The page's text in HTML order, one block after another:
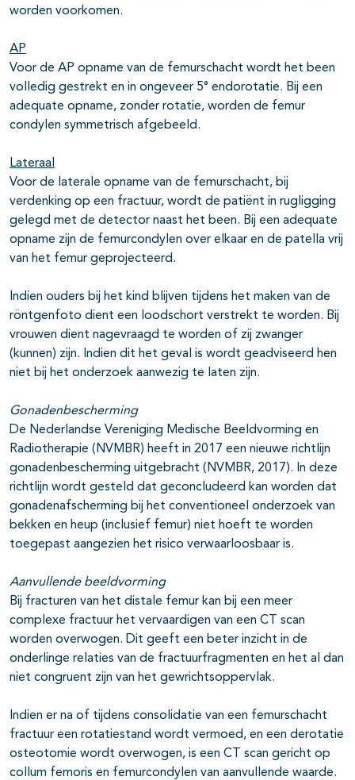
worden voorkomen.
AP
Voor de AP opname van de femurschacht wordt het been
volledig gestrekt en in ongeveer 5° endorotatie. Bij een
adequate opname, zonder rotatie, worden de femur
condylen symmetrisch afgebeeld.
Lateraal
Voor de laterale opname van de femurschacht, bij
verdenking op een fractuur, wordt de patiënt in rugligging
gelegd met de detector naast het been. Bij een adequate
opname zijn de femurcondylen over elkaar en de patella vrij
van het femur geprojecteerd.
Indien ouders bij het kind blijven tijdens het maken van de
röntgenfoto dient een loodschort verstrekt te worden. Bij
vrouwen dient nagevraagd te worden of zij zwanger
(kunnen) zijn. Indien dit het geval is wordt geadviseerd hen
niet bij het onderzoek aanwezig te laten zijn.
Gonadenbescherming
De Nederlandse Vereniging Medische Beeldvorming en
Radiotherapie (NVMBR) heeft in 2017 een nieuwe richtlijn
gonadenbescherming uitgebracht (NVMBR, 2017). In deze
richtlijn wordt gesteld dat geconcludeerd kan worden dat
gonadenafscherming bij het conventioneel onderzoek van
bekken en heup (inclusief femur) niet hoeft te worden
toegepast aangezien het risico verwaarloosbaar is.
Aanvullende beeldvorming
Bij fracturen van het distale femur kan bij een meer
complexe fractuur het vervaardigen van een CT scan
worden overwogen. Dit geeft een beter inzicht in de
onderlinge relaties van de fractuurfragmenten en het al dan
niet congruent zijn van het gewrichtsoppervlak.
Indien er na of tijdens consolidatie van een femurschacht
fractuur een rotatiestand wordt vermoed, en een derotatie
osteotomie wordt overwogen, is een CT scan gericht op
collum femoris en femurcondylen van aanvullende waarde.